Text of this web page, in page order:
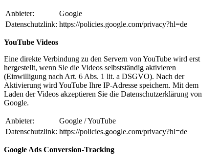
Anbieter:
Google
Datenschutzlink: https://policies.google.com/privacy?hl=de
YouTube Videos
Eine direkte Verbindung zu den Servern von YouTube wird erst
hergestellt, wenn Sie die Videos selbstständig aktivieren
(Einwilligung nach Art. 6 Abs. 1 lit. a DSGVO). Nach der
Aktivierung wird YouTube Ihre IP-Adresse speichern. Mit dem
Laden der Videos akzeptieren Sie die Datenschutzerklärung von
Google.
Anbieter:
Google / YouTube
Datenschutzlink: https://policies.google.com/privacy?hl=de
Google Ads Conversion-Tracking